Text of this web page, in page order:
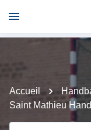
Accueil
Saint Mathieu